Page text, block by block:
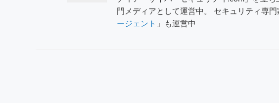
門メディアとして運営中。 セキュリティ専
ージェント 」も運営中